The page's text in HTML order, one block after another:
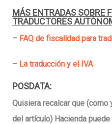
MÁS ENTRADAS SOBRE
TRADUCTORES
– FAQ de fiscalidad para
– La traducción y el IVA
POSDATA:
Quisiera recalcar que (como
del artículo) Hacienda puede